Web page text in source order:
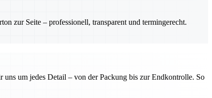
zur Seite – professionell, transparent und termingerecht.
um jedes Detail – von der Packung bis zur Endkontrolle. So